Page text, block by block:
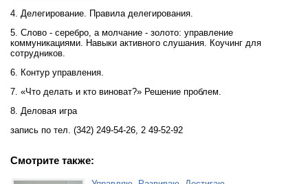
4. Делегирование. Правила делегирования.
5. Слово - серебро, а молчание - золото: управление
коммуникациями. Навыки активного слушания. Коучинг для
сотрудников.
6. Контур управления.
7. «Что делать и кто виноват?» Решение проблем.
8. Деловая игра
запись по тел. (342) 249-54-26, 2 49-52-92
Смотрите также: